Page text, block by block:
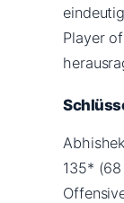
Player
135*